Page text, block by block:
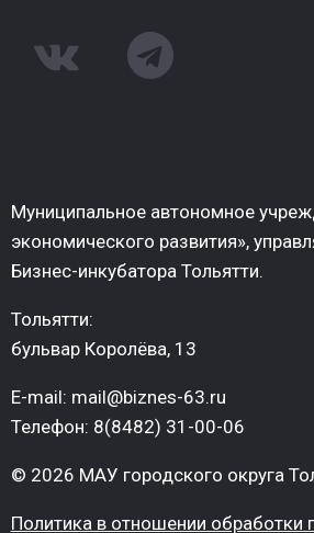
Муниципальное автономное
экономического развития»,
Бизнес-инкубатора Тольятти.
Тольятти:
бульвар Королёва, 13
E-mail: mail@biznes-63.ru
Телефон: 8(8482) 31-00-06
© 2026 МАУ городского округа
Политика в отношении обработки